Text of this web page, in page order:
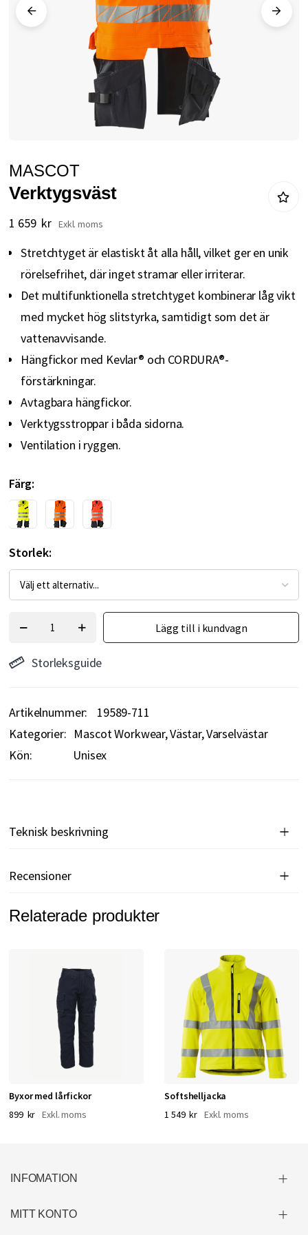
till
början
av
MASCOT
Verktygsväst
1 659 kr
Stretchtyget är elastiskt åt alla håll, vilket ger en unik
rörelsefrihet, där inget stramar eller irriterar.
Det multifunktionella stretchtyget kombinerar låg vikt
med mycket hög slitstyrka, samtidigt som det är
vattenavvisande.
Hängfickor med Kevlar® och CORDURA®-
förstärkningar.
Avtagbara hängfickor.
Verktygsstroppar i båda sidorna.
Ventilation i ryggen.
Färg
Storlek
Lägg till i kundvagn
Storleksguide
Artikelnummer
19589-711
Kategorier: Mascot Workwear Västar Varselvästar
Kön:
Unisex
Teknisk beskrivning
Recensioner
Relaterade produkter
Byxor med lårfickor
899 kr
Softshelljacka
1 549 kr
INFOMATION
MITT KONTO